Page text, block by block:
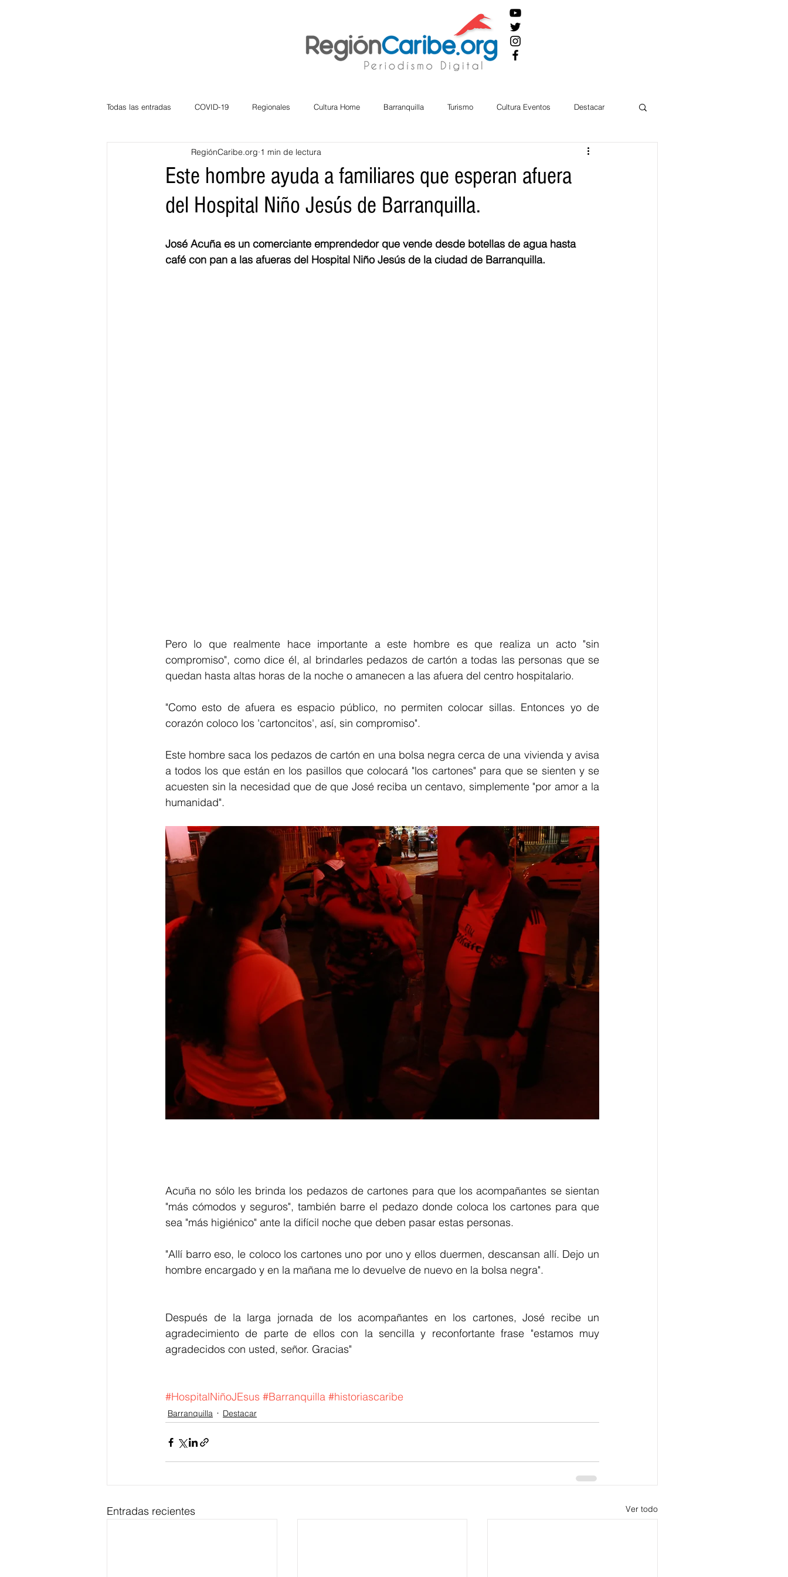
Todas las entradas COVID-19 Regionales Cultura Home Barranquilla Turismo Cultura Eventos Destacar
Atlántico La Guajira Cesar
Bloggeros Hermanos Mayores Economía RAP CARIBE Política
Educación BID BIENESTAR AMBIENTAL AFRO
Este hombre ayuda a familiares que esperan afuera
del Hospital Niño Jesús de Barranquilla.
RegiónCaribe.org 1 min de lectura
José Acuña es un comerciante emprendedor que vende desde botellas de agua hasta
café con pan a las afueras del Hospital Niño Jesús de la ciudad de Barranquilla.
Pero lo que realmente hace importante a este hombre es que realiza un acto "sin
compromiso", como dice él, al brindarles pedazos de cartón a todas las personas que se
quedan hasta altas horas de la noche o amanecen a las afuera del centro hospitalario.
"Como esto de afuera es espacio público, no permiten colocar sillas. Entonces yo de
corazón coloco los 'cartoncitos', así, sin compromiso".
Este hombre saca los pedazos de cartón en una bolsa negra cerca de una vivienda y avisa
a todos los que están en los pasillos que colocará "los cartones" para que se sienten y se
acuesten sin la necesidad que de que José reciba un centavo, simplemente "por amor a la
humanidad".
Acuña no sólo les brinda los pedazos de cartones para que los acompañantes se sientan
"más cómodos y seguros", también barre el pedazo donde coloca los cartones para que
sea "más higiénico" ante la difícil noche que deben pasar estas personas.
"Allí barro eso, le coloco los cartones uno por uno y ellos duermen, descansan allí. Dejo un
hombre encargado y en la mañana me lo devuelve de nuevo en la bolsa negra".
Después de la larga jornada de los acompañantes en los cartones, José recibe un
agradecimiento de parte de ellos con la sencilla y reconfortante frase "estamos muy
agradecidos con usted, señor. Gracias"
#HospitalNiñoJEsus #Barranquilla #historiascaribe
Barranquilla Destacar
Entradas recientes Ver todo